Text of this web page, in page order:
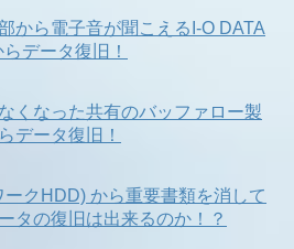
から電子音が聞こえるI-O DATA
データ復旧！
くなった共有のバッファロー製
データ復旧！
ークHDD) から重要書類を消して
タの復旧は出来るのか！？